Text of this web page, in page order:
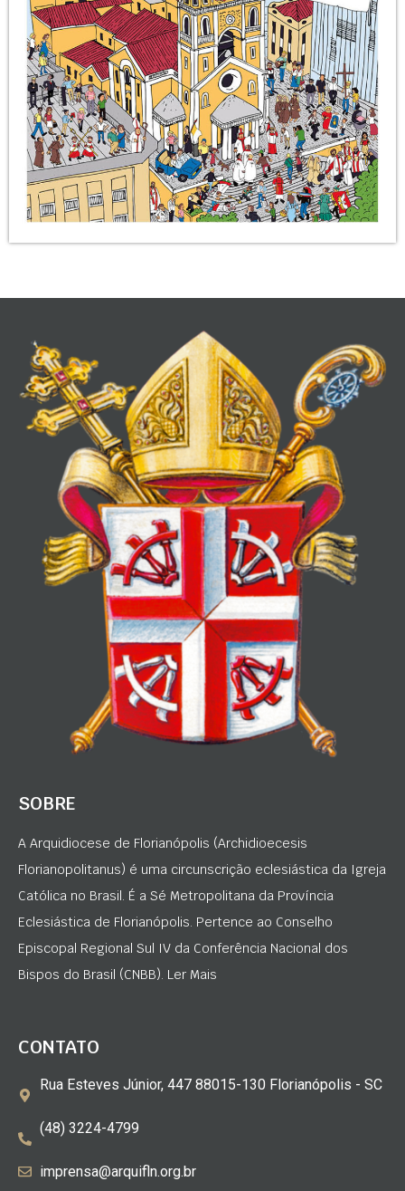
SOBRE
A Arquidiocese de Florianópolis (Archidioecesis
Florianopolitanus) é uma circunscrição eclesiástica da Igreja
Católica no Brasil. É a Sé Metropolitana da Província
Eclesiástica de Florianópolis. Pertence ao Conselho
Episcopal Regional Sul IV da Conferência Nacional dos
Bispos do Brasil (CNBB). Ler Mais
CONTATO
Rua Esteves Júnior, 447 88015-130 Florianópolis - SC
(48) 3224-4799
imprensa@arquifln.org.br